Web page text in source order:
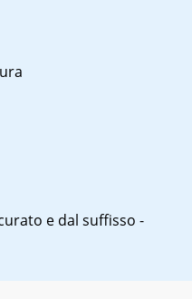
e dal suffisso -